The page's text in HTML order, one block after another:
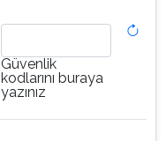
Güvenlik
kodlarını buraya
yazınız